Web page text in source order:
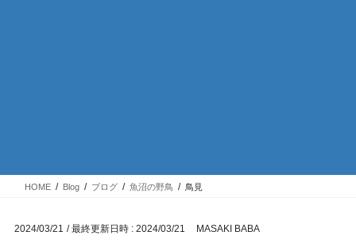
HOME Blog ブログ 魚沼の野鳥 鳥見
2024/03/21 / 最終更新日時 : 2024/03/21 MASAKI BABA